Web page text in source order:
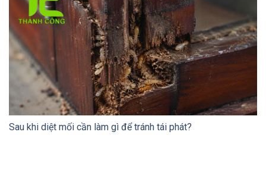
Sau khi diệt mối cần làm gì để tránh tái phát?